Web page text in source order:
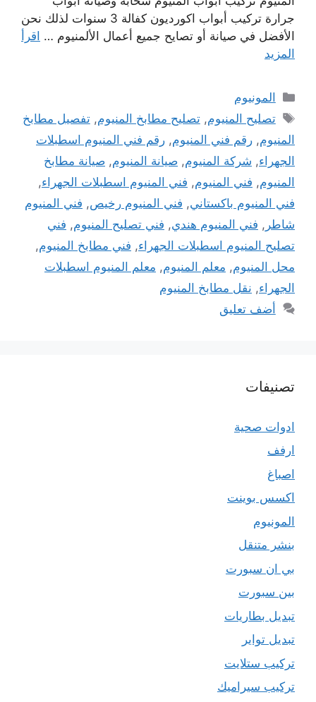
جرارة تركيب أبواب اكورديون كفالة 3 سنوات لذلك نحن
الأفضل في صيانة أو تصايح جميع أعمال الألمنيوم … اقرأ
المزيد
التصنيفات
المونيوم
الوسوم
تصليح المنيوم,تصليح مطابخ المنيوم,تفصيل مطابخ
المنيوم, رقم فني المنيوم, رقم فني المنيوم اسطبلات
الجهراء, شركة المنيوم, صيانة المنيوم, صيانة مطابخ
المنيوم, فني المنيوم, فني المنيوم اسطبلات الجهراء,
فني المنيوم باكستاني, فني المنيوم رخيص, فني المنيوم
شاطر , فني المنيوم هندي, فني تصليح المنيوم, فني
تصليح المنيوم اسطبلات الجهراء, فني مطابخ المنيوم,
محل المنيوم, معلم المنيوم, معلم المنيوم اسطبلات
الجهراء, نقل مطابخ المنيوم
أضف تعليق
تصنيفات
ادوات صحية
ارفف
اصباغ
اكسس بوينت
المونيوم
بنشر متنقل
بي ان سبورت
بين سبورت
تبديل بطاريات
تبديل تواير
تركيب ستلايت
تركيب سيراميك